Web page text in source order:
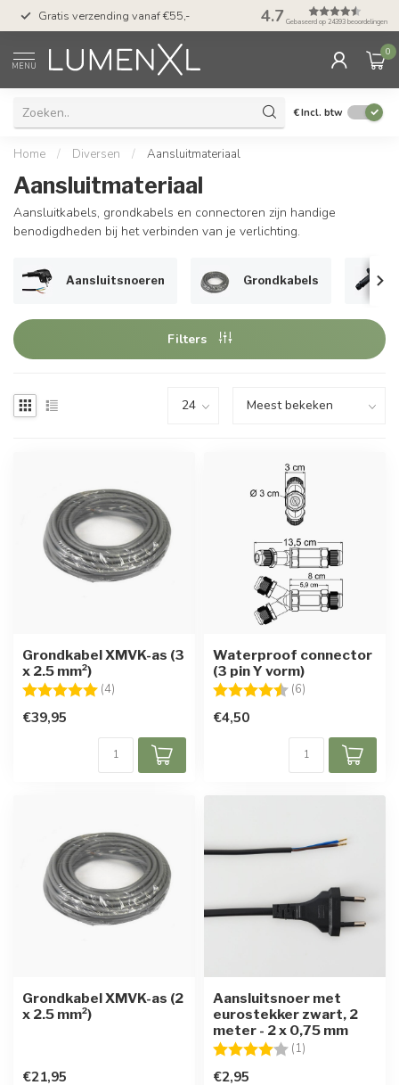
Gratis verzending vanaf €55,- 50 dagen
met Klarna
4.7 Gebaseerd op 24393 beoordelingen
MENU
0
€Incl. btw
Home / Diversen / Aansluitmateriaal
Aansluitmateriaal
Aansluitkabels, grondkabels en connectoren zijn handige
benodigdheden bij het verbinden van je verlichting.
Aansluitsnoeren Grondkabels
Filters
Grondkabel XMVK-as (3
x 2.5 mm²)
Beoordeling: (4)
€39,95
Waterproof connector
(3 pin Y vorm)
Beoordeling: (6)
€4,50
Grondkabel XMVK-as (2
x 2.5 mm²)
€21,95
Aansluitsnoer met
eurostekker zwart, 2
meter - 2 x 0,75 mm
Beoordeling: (1)
€2,95